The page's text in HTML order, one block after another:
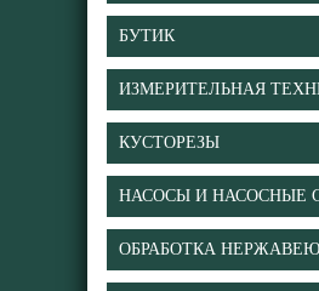
БУТИК
ИЗМЕРИТЕЛЬНАЯ
КУСТОРЕЗЫ
НАСОСЫ И НАСОСНЫЕ
ОБРАБОТКА